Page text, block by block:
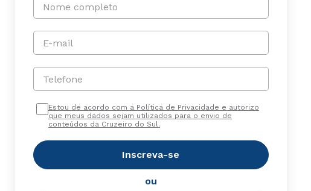
Nome completo
E-mail
Telefone
Estou de acordo com a Política de Privacidade e autorizo
que meus dados sejam utilizados para o envio de
conteúdos da Cruzeiro do Sul.
Inscreva-se
ou